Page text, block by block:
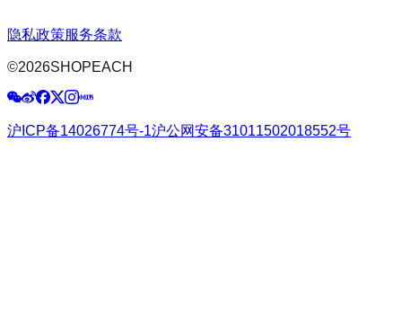
隐私政策服务条款
©2026SHOPEACH
沪ICP备14026774号-1沪公网安备31011502018552号